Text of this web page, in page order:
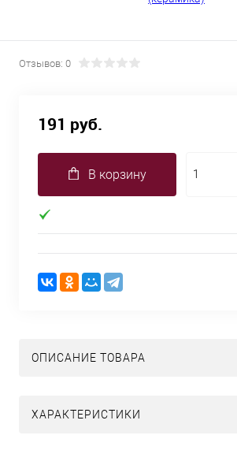
Отзывов: 0
191 руб.
В корзину
ОПИСАНИЕ ТОВАРА
ХАРАКТЕРИСТИКИ